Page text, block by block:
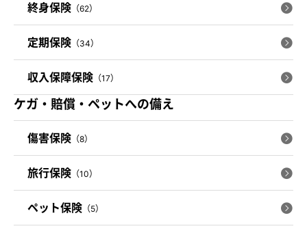
終身保険 （62）
定期保険 （34）
収入保障保険 （17）
ケガ・賠償・ペットへの備え
傷害保険 （8）
旅行保険 （10）
ペット保険 （5）